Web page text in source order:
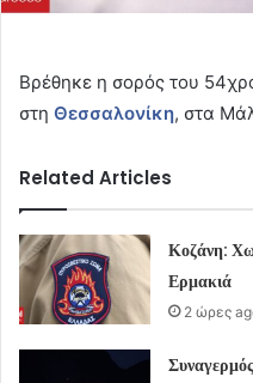
Βρέθηκε η σορός του
στη Θεσσαλονίκη, στα
Related Articles
Κοζάνη:
Ερμακιά
2 ώρες